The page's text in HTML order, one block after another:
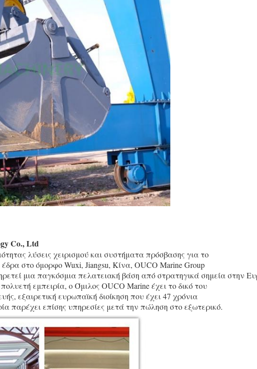
Co., Ltd
λύσεις χειρισμού και συστήματα πρόσβασης για το
στο όμορφο Wuxi, Jiangsu, Κίνα, OUCO Marine Group
μια παγκόσμια πελατειακή βάση από στρατηγικά σημεία στην
εμπειρία, ο Όμιλος OUCO Marine έχει το δικό του
εξαιρετική ευρωπαϊκή διοίκηση που έχει 47 χρόνια
παρέχει επίσης υπηρεσίες μετά την πώληση στο εξωτερικό.